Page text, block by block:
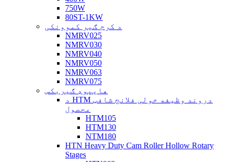
750W
80ST-1KW
د کرم ګیر کموونکی
NMRV025
NMRV030
NMRV040
NMRV050
NMRV063
NMRV075
هایپوډ ګیربکس
د HTM دروند وظیفه خولی فلانج شافټ
محصول
HTM105
HTM130
NTM180
HTN Heavy Duty Cam Roller Hollow Rotary
Stages